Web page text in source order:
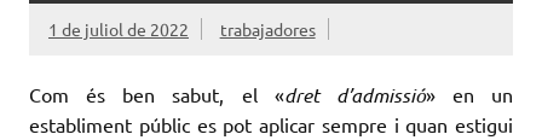
1 de juliol de 2022 trabajadores
Com és ben sabut, el «dret d’admissió» en un
establiment públic es pot aplicar sempre i quan estigui